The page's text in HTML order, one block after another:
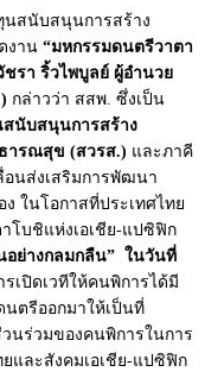
สนับสนุนการสร้าง
งาน “มหกรรมดนตรีวาตา
รา ริ้วไพบูลย์ ผู้อำนวย
กล่าวว่า สสพ. ซึ่งเป็น
สนับสนุนการสร้าง
ารณสุข (สวรส.) และภาคี
อนส่งเสริมการพัฒนา
ในโอกาสที่ประเทศไทย
โบชิแห่งเอเชีย-แปซิฟิก
อย่างกลมกลืน” ในวันที่
รเปิดเวทีให้คนพิการได้มี
ตรีออกมาให้เป็นที่
วนร่วมของคนพิการในการ
และสังคมเอเชีย-แปซิฟิก